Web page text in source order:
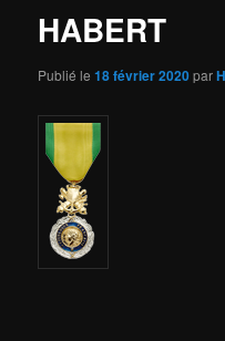
HABERT
Publié le18 février 2020par